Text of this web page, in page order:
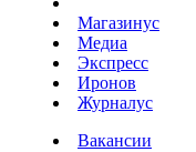
Магазинус
Медиа
Экспресс
Иронов
Журналус
Вакансии